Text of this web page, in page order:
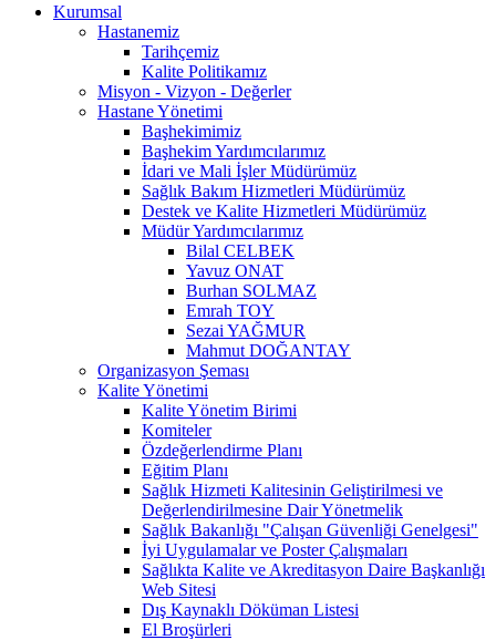
Kurumsal
Hastanemiz
Tarihçemiz
Kalite Politikamız
Misyon - Vizyon - Değerler
Hastane Yönetimi
Başhekimimiz
Başhekim Yardımcılarımız
İdari ve Mali İşler Müdürümüz
Sağlık Bakım Hizmetleri Müdürümüz
Destek ve Kalite Hizmetleri Müdürümüz
Müdür Yardımcılarımız
Bilal CELBEK
Yavuz ONAT
Burhan SOLMAZ
Emrah TOY
Sezai YAĞMUR
Mahmut DOĞANTAY
Organizasyon Şeması
Kalite Yönetimi
Kalite Yönetim Birimi
Komiteler
Özdeğerlendirme Planı
Eğitim Planı
Sağlık Hizmeti Kalitesinin Geliştirilmesi ve
Değerlendirilmesine Dair Yönetmelik
Sağlık Bakanlığı "Çalışan Güvenliği Genelgesi"
İyi Uygulamalar ve Poster Çalışmaları
Sağlıkta Kalite ve Akreditasyon Daire Başkanlığı
Web Sitesi
Dış Kaynaklı Döküman Listesi
El Broşürleri